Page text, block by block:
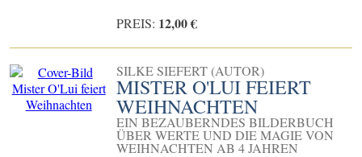
PREIS: 12,00 €
SILKE SIEFERT (AUTOR)
MISTER O'LUI FEIERT
WEIHNACHTEN
EIN BEZAUBERNDES BILDERBUCH
ÜBER WERTE UND DIE MAGIE VON
WEIHNACHTEN AB 4 JAHREN